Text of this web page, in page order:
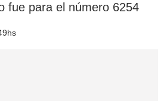
fue para el número 6254